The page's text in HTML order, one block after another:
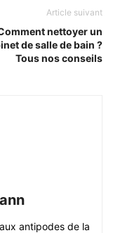
Article suivant
nettoyer un
de salle de bain ?
Tous nos conseils
antipodes de la